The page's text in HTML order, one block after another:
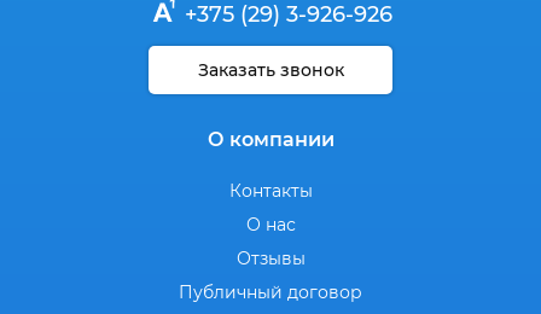
+375 (29) 3-926-926
Заказать звонок
О компании
Контакты
О нас
Отзывы
Публичный договор